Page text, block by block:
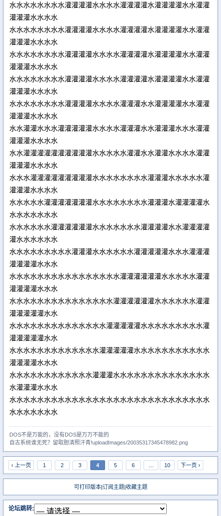
水水水水水水水水灌灌灌灌水水水水灌灌灌灌水灌灌灌灌水水灌灌
灌灌灌水水水水
水水水水水水水水灌灌灌灌水水水水灌灌灌灌水灌灌灌灌水水灌灌
灌灌灌水水水水
水水水水水水水水灌灌灌灌水水水水灌灌灌灌水灌灌灌灌水水灌灌
灌灌灌水水水水
水水水水水水水水灌灌灌灌水水水水灌灌灌灌水灌灌灌灌水水灌灌
灌灌灌水水水水
水水水水水水水水灌灌灌灌水水水水灌灌灌水水灌灌灌灌水水灌灌
灌灌灌水水水水
水水灌灌水水水灌灌灌灌灌水水水水灌灌灌水水灌灌灌水水水灌灌
灌灌灌水水水水
水水灌灌灌灌灌灌灌灌灌灌水水水水水灌灌水水灌灌水水水水灌灌
灌灌灌水水水水
水水水灌灌灌灌灌灌灌灌灌水水水水水水水水灌灌灌水水水水水灌
灌灌灌水水水水
水水水水水灌灌灌灌灌灌灌水水水水水水水水灌灌灌水灌灌灌灌水
水水水水水水水
水水水水水水灌灌灌灌灌灌水水水水水水水灌灌灌灌水水灌灌灌灌
灌水水水水水水
水水水水水水水水水灌灌灌水水水水水水灌灌灌灌灌水水水灌灌灌
灌灌灌灌水水水
水水水水水水水水水水水水水水水水灌灌灌灌灌灌水水水水水灌灌
灌灌灌灌水水水
水水水水水水水水水水水水水水水灌灌灌灌灌灌水水水水水水灌灌
灌灌灌灌灌水水
水水水水水水水水水水水水水水灌灌灌灌灌水水水水水水水水水灌
灌灌灌灌灌水水
水水水水水水水水水水水水水灌灌灌灌灌水水水水水水水水水水水
灌灌灌灌水水水
水水水水水水水水水水水水灌灌灌水水水水水水水水水水水水水水
水灌灌灌水水水
水水水水水水水水水水水水水水水水水水水水水水水水水水水水水
水水水水水水水
DOS不是万能的，没有DOS是万万不能的
自古系统谁无死？留取胆清照汗青!uploadImages/20035317345478982.png
‹ 上一页 1 2 3 4 5 6 10 下一页 ›
可打印版本|订阅主题|收藏主题
论坛跳转: